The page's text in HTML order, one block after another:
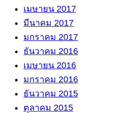
เมษายน 2017
มีนาคม 2017
มกราคม 2017
ธันวาคม 2016
เมษายน 2016
มกราคม 2016
ธันวาคม 2015
ตุลาคม 2015